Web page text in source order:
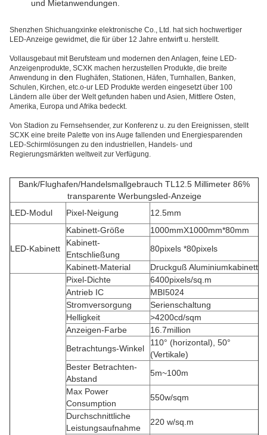
und Mietanwendungen.
Shenzhen Shichuangxinke elektronische Co., Ltd. hat sich hochwertiger
LED-Anzeige gewidmet, die für über 12 Jahre entwirft u. herstellt.
Vollausgebaut mit Berufsteam und modernen den Anlagen, feine LED-
Anzeigenprodukte, SCXK machen herzustellen Produkte, die breite
Anwendung in den Flughäfen, Stationen, Häfen, Turnhallen, Banken,
Schulen, Kirchen, etc.o-ur LED Produkte werden eingesetzt über 100
Ländern alle über der Welt gefunden haben und Asien, Mittlere Osten,
Amerika, Europa und Afrika bedeckt.
Von Stadion zu Fernsehsender, zur Konferenz u. zu den Ereignissen, stellt
SCXK eine breite Palette von ins Auge fallenden und Energiesparenden
LED-Schirmlösungen zu den industriellen, Handels- und
Regierungsmärkten weltweit zur Verfügung.
Bank/Flughafen/Handelsmallgebrauch TL12.5 Millimeter 86%
transparente Werbungsled-Anzeige
LED-Modul
Pixel-Neigung 12.5mm
LED-Kabinett
Kabinett-Größe
1000mmX1000mm*80mm
Kabinett-
Entschließung
80pixels *80pixels
Kabinett-Material
Druckguß Aluminiumkabinett
Pixel-Dichte
6400pixels/sq.m
Antrieb IC
MBI5024
Stromversorgung
Serienschaltung
Helligkeit
>4200cd/sqm
Anzeigen-Farbe
16.7million
Betrachtungs-Winkel
110° (horizontal), 50°
(Vertikale)
Bester Betrachten-
Abstand
5m~100m
Max Power
Consumption
550w/sqm
Durchschnittliche
Leistungsaufnahme
220 w/sq.m